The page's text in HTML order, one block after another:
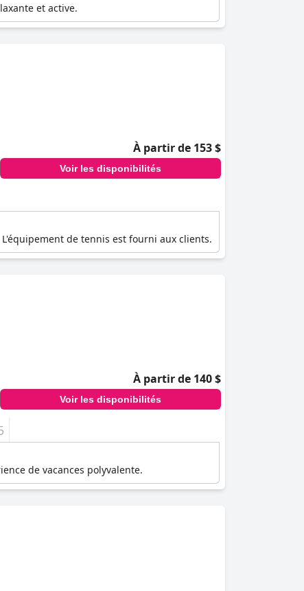
et active.
À partir de 153 $
Voir les disponibilités
de tennis est fourni aux clients.
À partir de 140 $
Voir les disponibilités
de vacances polyvalente.